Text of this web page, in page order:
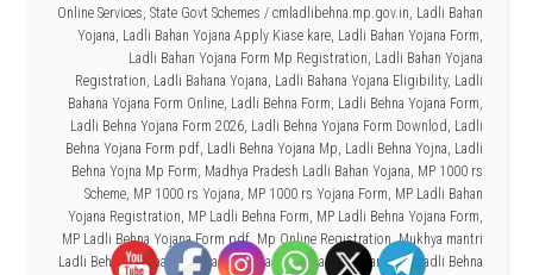
Online Services, State Govt Schemes / cmladlibehna.mp.gov.in, Ladli Bahan
Yojana, Ladli Bahan Yojana Apply Kiase kare, Ladli Bahan Yojana Form,
Ladli Bahan Yojana Form Mp Registration, Ladli Bahan Yojana
Registration, Ladli Bahana Yojana, Ladli Bahana Yojana Eligibility, Ladli
Bahana Yojana Form Online, Ladli Behna Form, Ladli Behna Yojana Form,
Ladli Behna Yojana Form 2026, Ladli Behna Yojana Form Downlod, Ladli
Behna Yojana Form pdf, Ladli Behna Yojana Mp, Ladli Behna Yojna, Ladli
Behna Yojna Mp Form, Madhya Pradesh Ladli Bahan Yojana, MP 1000 rs
Scheme, MP 1000 rs Yojana, MP 1000 rs Yojana Form, MP Ladli Bahan
Yojana Registration, MP Ladli Behna Form, MP Ladli Behna Yojana Form,
MP Ladli Behna Yojana Form pdf, Mp Online Registration,Mukhya mantri
Ladli Behna Yojana, Mukhyamantri Ladli Behna,
Mukhyamantri Ladli Behna